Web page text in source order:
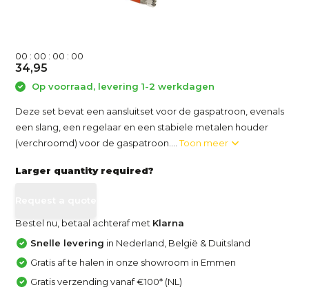
00 : 00 : 00 : 00
34,95
Op voorraad, levering 1-2 werkdagen
Deze set bevat een aansluitset voor de gaspatroon, evenals
een slang, een regelaar en een stabiele metalen houder
(verchroomd) voor de gaspatroon....Toon meer
Larger quantity required?
Bestel nu, betaal achteraf met Klarna
Snelle levering in Nederland, België & Duitsland
Gratis af te halen in onze showroom in Emmen
Gratis verzending vanaf €100* (NL)